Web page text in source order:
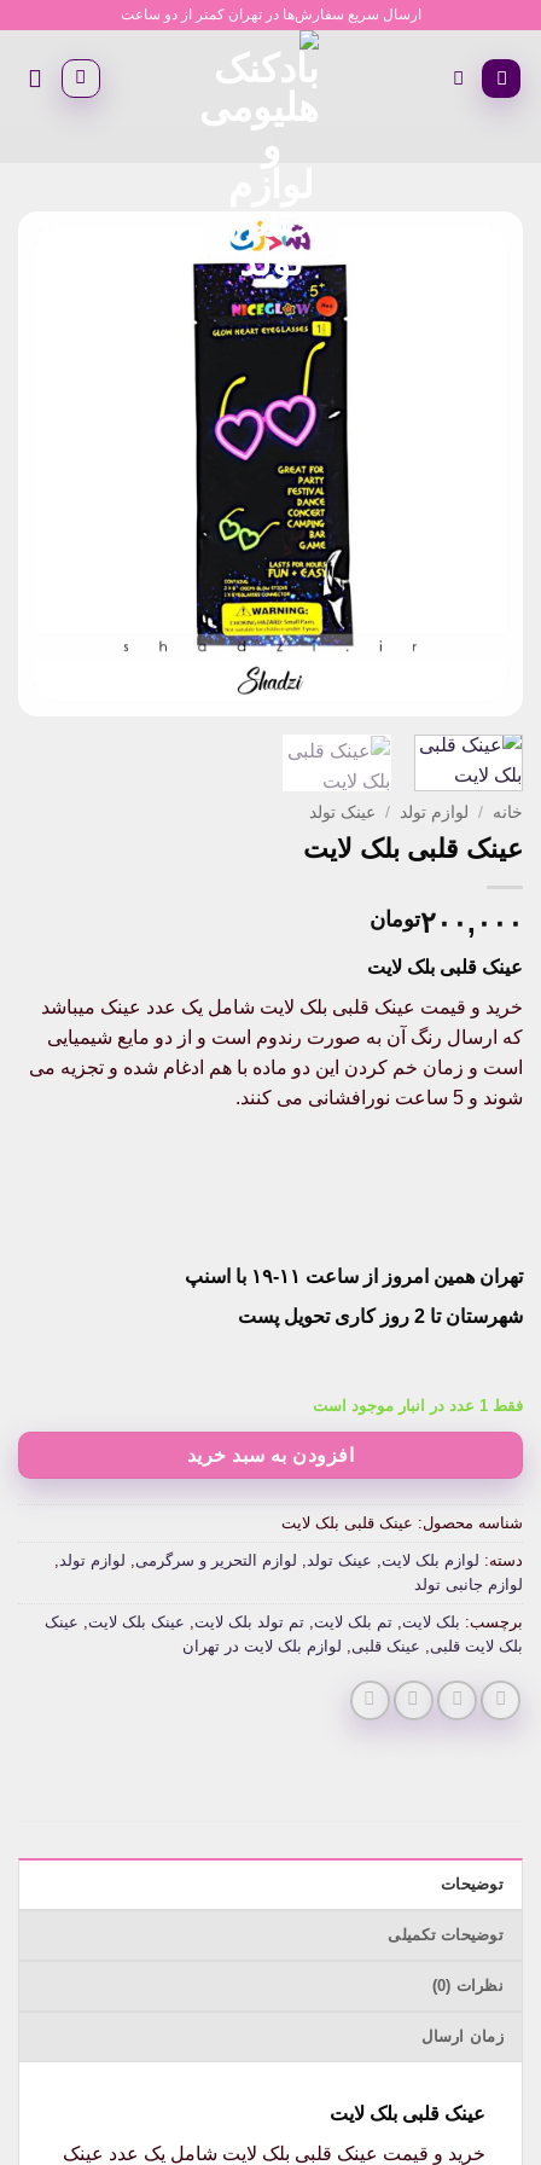
content
ارسال سریع سفارش‌ها در تهران کمتر از دو ساعت
خانه / لوازم تولد / عینک تولد
عینک قلبی بلک لایت
۲۰۰,۰۰۰تومان
عینک قلبی بلک لایت
خرید و قیمت عینک قلبی بلک لایت شامل یک عدد عینک میباشد
که ارسال رنگ آن به صورت رندوم است و از دو مایع شیمیایی
است و زمان خم کردن این دو ماده با هم ادغام شده و تجزیه می
شوند و 5 ساعت نورافشانی می کنند.
تهران همین امروز از ساعت ۱۱-۱۹ با اسنپ
شهرستان تا 2 روز کاری تحویل پست
فقط 1 عدد در انبار موجود است
افزودن به سبد خرید
شناسه محصول: عینک قلبی بلک لایت
دسته: لوازم بلک لایت عینک تولد لوازم التحریر و سرگرمی لوازم تولد
لوازم جانبی تولد
برچسب: بلک لایت تم بلک لایت تم تولد بلک لایت عینک بلک لایت عینک
بلک لایت قلبی
عینک قلبی لوازم بلک لایت در تهران
توضیحات
توضیحات تکمیلی
نظرات (0)
زمان ارسال
عینک قلبی بلک لایت
خرید و قیمت عینک قلبی بلک لایت شامل یک عدد عینک